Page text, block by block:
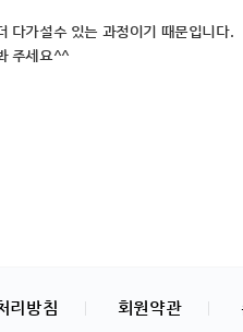
다가설수 있는 과정이기 때문입니다.
주세요^^
리방침 회원약관